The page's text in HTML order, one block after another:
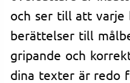
och ser till att varje
berättelser till
gripande och
dina texter är redo